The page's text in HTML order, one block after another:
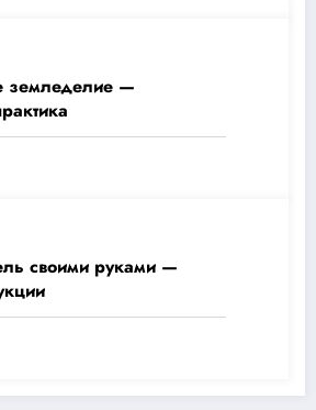
земледелие —
своими руками —